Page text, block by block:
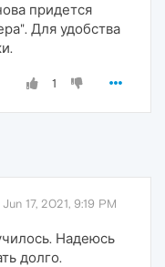
придется
Для удобства
1
Jun 17, 2021, 9:19 PM
Надеюсь
долго.